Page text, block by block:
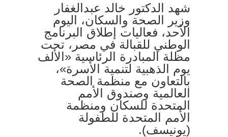
شهد الدكتور خالد عبدالغفار
وزير الصحة والسكان، اليوم
الأحد، فعاليات إطلاق البرنامج
الوطني للقبالة في مصر، تحت
مظلة المبادرة الرئاسية «الألف
يوم الذهبية لتنمية الأسرة»،
بالتعاون مع منظمة الصحة
العالمية وصندوق الأمم
المتحدة للسكان ومنظمة
الأمم المتحدة للطفولة
(يونيسف).